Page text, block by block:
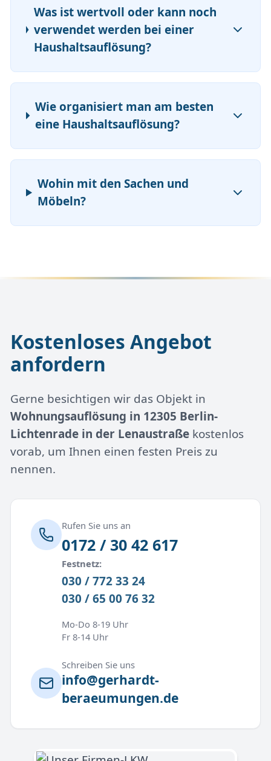
Was ist wertvoll oder kann noch
verwendet werden bei einer
Haushaltsauflösung?
Wie organisiert man am besten
eine Haushaltsauflösung?
Wohin mit den Sachen und
Möbeln?
Kostenloses Angebot
anfordern
Gerne besichtigen wir das Objekt in
Wohnungsauflösung in 12305 Berlin-
Lichtenrade in der Lenaustraßekostenlos
vorab, um Ihnen einen festen Preis zu
nennen.
Rufen Sie uns an
0172 / 30 42 617
Festnetz:
030 / 772 33 24
030 / 65 00 76 32
Mo-Do 8-19 Uhr
Fr 8-14 Uhr
Schreiben Sie uns
info@gerhardt-
beraeumungen.de